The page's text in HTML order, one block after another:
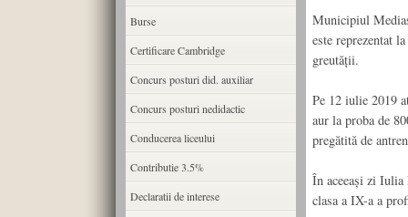
Municipiul
este reprezentat
greutății.
Pe 12 iulie 2019
aur la proba de
pregătită de
În aceeași zi Iulia
clasa a IX-a a
Burse
Certificare Cambridge
Concurs posturi did. auxiliar
Concurs posturi nedidactic
Conducerea liceului
Contributie 3.5%
Declaratii de interese